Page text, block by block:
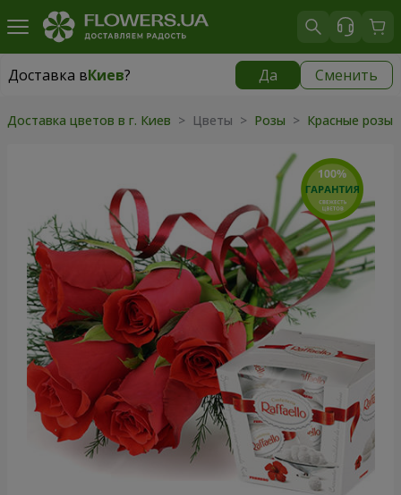
Доставка вКиев? Да Сменить
Доставка вКиев
Доставка цветов в г. Киев > Цветы > Розы > Красные розы